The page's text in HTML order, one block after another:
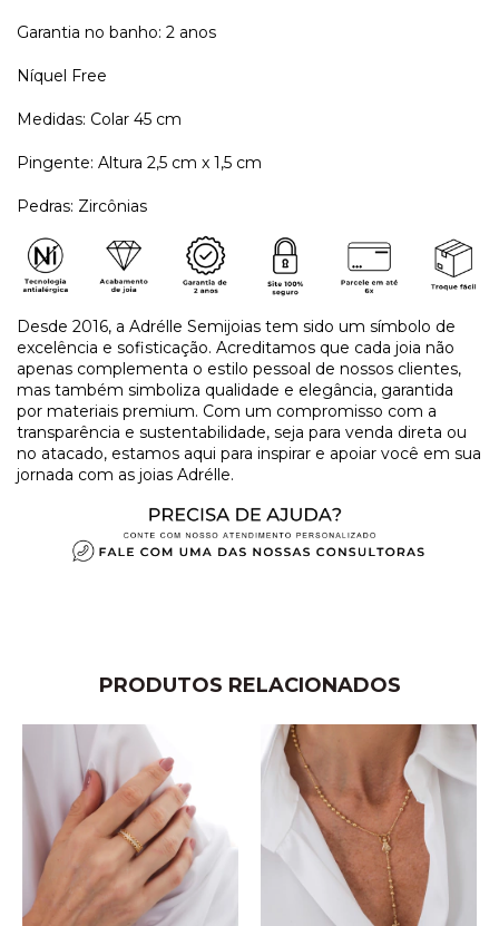
Garantia no banho: 2 anos
Níquel Free
Medidas: Colar 45 cm
Pingente: Altura 2,5 cm x 1,5 cm
Pedras: Zircônias
Desde 2016, a Adrélle Semijoias tem sido um símbolo de
excelência e sofisticação. Acreditamos que cada joia não
apenas complementa o estilo pessoal de nossos clientes,
mas também simboliza qualidade e elegância, garantida
por materiais premium. Com um compromisso com a
transparência e sustentabilidade, seja para venda direta ou
no atacado, estamos aqui para inspirar e apoiar você em sua
jornada com as joias Adrélle.
PRODUTOS RELACIONADOS